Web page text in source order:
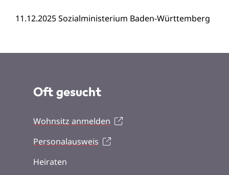
11.12.2025 Sozialministerium Baden-Württemberg
Oft gesucht
Wohnsitz anmelden
Personalausweis
Heiraten